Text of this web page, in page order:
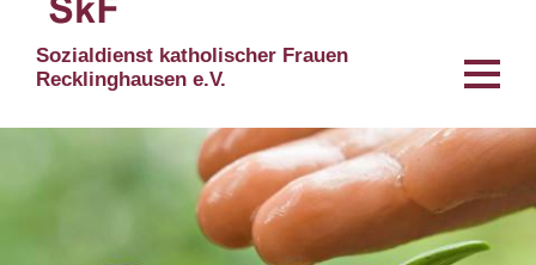
Sozialdienst katholischer Frauen
Recklinghausen e.V.